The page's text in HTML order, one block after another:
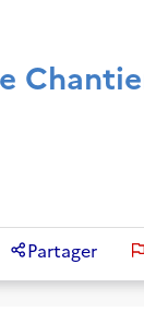
Partager